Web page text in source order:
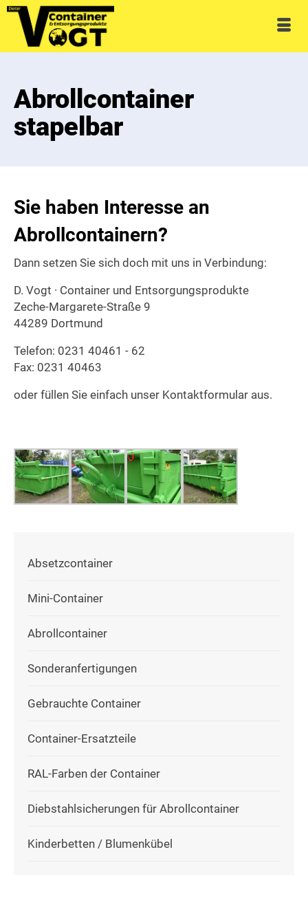
Abrollcontainer
stapelbar
Sie haben Interesse an
Abrollcontainern?
Dann setzen Sie sich doch mit uns in Verbindung:
D. Vogt · Container und Entsorgungsprodukte
Zeche-Margarete-Straße 9
44289 Dortmund
Telefon: 0231 40461 - 62
Fax: 0231 40463
oder füllen Sie einfach unser Kontaktformular aus.
Absetzcontainer
Mini-Container
Abrollcontainer
Sonderanfertigungen
Gebrauchte Container
Container-Ersatzteile
RAL-Farben der Container
Diebstahlsicherungen für Abrollcontainer
Kinderbetten / Blumenkübel